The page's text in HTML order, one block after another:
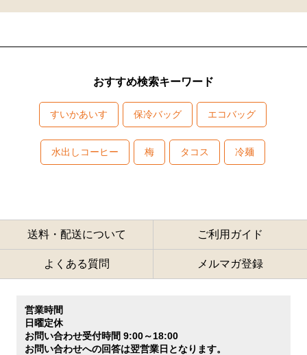
おすすめ検索キーワード
すいかあいす 保冷バッグ エコバッグ
水出しコーヒー 梅 タコス 冷麺
送料・配送について ご利用ガイド
よくある質問 メルマガ登録
営業時間
日曜定休
お問い合わせ受付時間 9:00～18:00
お問い合わせへの回答は翌営業日となります。